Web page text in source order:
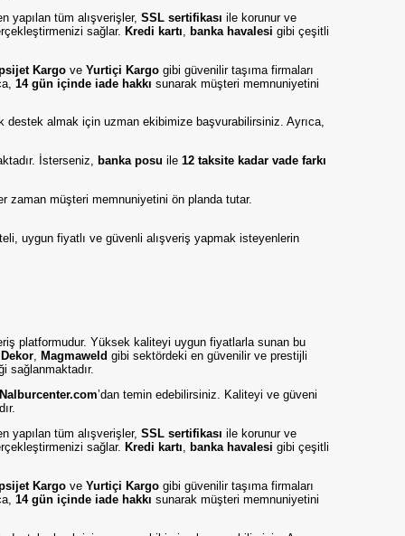
yapılan tüm alışverişler, SSL sertifikası ile korunur ve
sağlar. Kredi kartı banka havalesi gibi çeşitli
Kargo ve Yurtiçi Kargo gibi güvenilir taşıma firmaları
14 gün içinde iade hakkı sunarak müşteri memnuniyetini
destek almak için uzman ekibimize başvurabilirsiniz. Ayrıca,
İsterseniz, banka posu ile 12 taksite kadar vade farkı
zaman müşteri memnuniyetini ön planda tutar.
uygun fiyatlı ve güvenli alışveriş yapmak isteyenlerin
platformudur. Yüksek kaliteyi uygun fiyatlarla sunan bu
Dekor, Magmaweld gibi sektördeki en güvenilir ve prestijli
sağlanmaktadır.
Nalburcenter.com’dan temin edebilirsiniz. Kaliteyi ve güveni
yapılan tüm alışverişler, SSL sertifikası ile korunur ve
sağlar. Kredi kartı banka havalesi gibi çeşitli
Kargo ve Yurtiçi Kargo gibi güvenilir taşıma firmaları
14 gün içinde iade hakkı sunarak müşteri memnuniyetini